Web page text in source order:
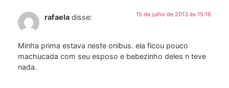
rafaela disse: 15 de julho de 2013 às 15:16
Minha prima estava neste onibus. ela ficou pouco
machucada com seu esposo e bebezinho deles n teve
nada.